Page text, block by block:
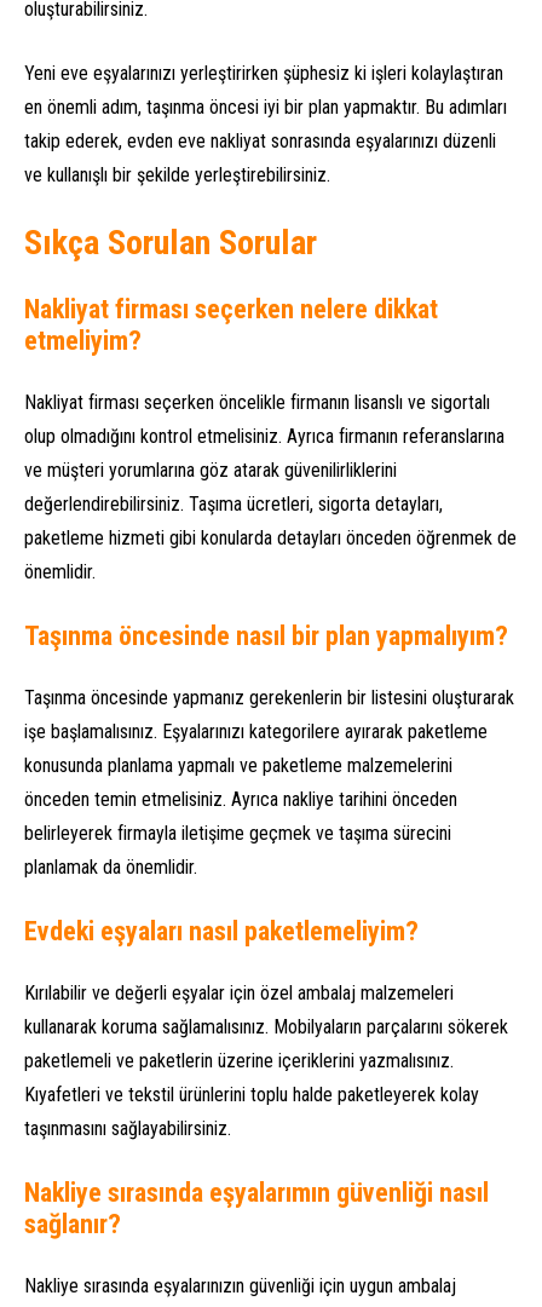
oluşturabilirsiniz.
Yeni eve eşyalarınızı yerleştirirken şüphesiz ki işleri kolaylaştıran
en önemli adım, taşınma öncesi iyi bir plan yapmaktır. Bu adımları
takip ederek, evden eve nakliyat sonrasında eşyalarınızı düzenli
ve kullanışlı bir şekilde yerleştirebilirsiniz.
Sıkça Sorulan Sorular
Nakliyat firması seçerken nelere dikkat
etmeliyim?
Nakliyat firması seçerken öncelikle firmanın lisanslı ve sigortalı
olup olmadığını kontrol etmelisiniz. Ayrıca firmanın referanslarına
ve müşteri yorumlarına göz atarak güvenilirliklerini
değerlendirebilirsiniz. Taşıma ücretleri, sigorta detayları,
paketleme hizmeti gibi konularda detayları önceden öğrenmek de
önemlidir.
Taşınma öncesinde nasıl bir plan yapmalıyım?
Taşınma öncesinde yapmanız gerekenlerin bir listesini oluşturarak
işe başlamalısınız. Eşyalarınızı kategorilere ayırarak paketleme
konusunda planlama yapmalı ve paketleme malzemelerini
önceden temin etmelisiniz. Ayrıca nakliye tarihini önceden
belirleyerek firmayla iletişime geçmek ve taşıma sürecini
planlamak da önemlidir.
Evdeki eşyaları nasıl paketlemeliyim?
Kırılabilir ve değerli eşyalar için özel ambalaj malzemeleri
kullanarak koruma sağlamalısınız. Mobilyaların parçalarını sökerek
paketlemeli ve paketlerin üzerine içeriklerini yazmalısınız.
Kıyafetleri ve tekstil ürünlerini toplu halde paketleyerek kolay
taşınmasını sağlayabilirsiniz.
Nakliye sırasında eşyalarımın güvenliği nasıl
sağlanır?
Nakliye sırasında eşyalarınızın güvenliği için uygun ambalaj